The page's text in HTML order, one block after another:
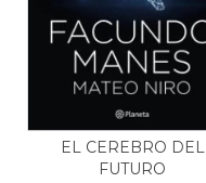
EL CEREBRO DEL
FUTURO